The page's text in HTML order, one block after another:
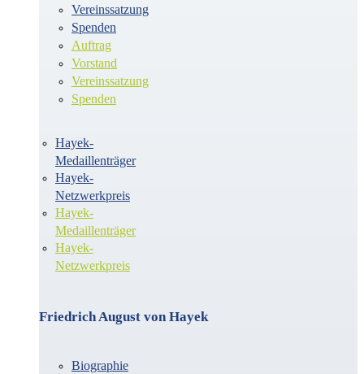
Vereinssatzung
Spenden
Auftrag
Vorstand
Vereinssatzung
Spenden
Hayek-
Medaillenträger
Hayek-
Netzwerkpreis
Hayek-
Medaillenträger
Hayek-
Netzwerkpreis
Friedrich August von Hayek
Biographie